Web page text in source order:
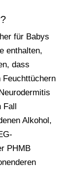
für Babys
enthalten,
dass
Alkohol,
PHMB